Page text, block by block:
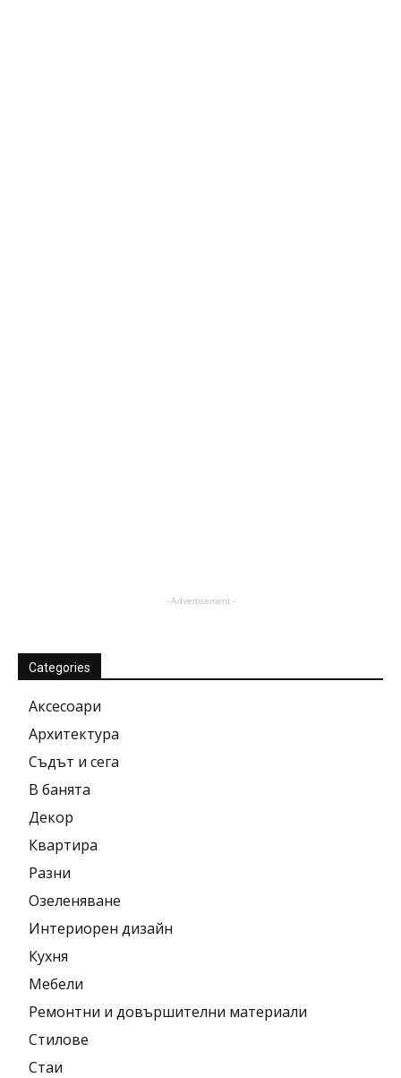
- Advertisement -
Categories
Аксесоари
Архитектура
Съдът и сега
В банята
Декор
Квартира
Разни
Озеленяване
Интериорен дизайн
Кухня
Мебели
Ремонтни и довършителни материали
Стилове
Стаи